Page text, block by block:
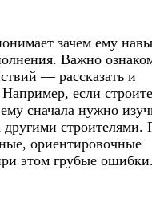
зачем ему
Важно
— рассказать и
если
сначала нужно
другими строителями.
ориентировочные
этом грубые